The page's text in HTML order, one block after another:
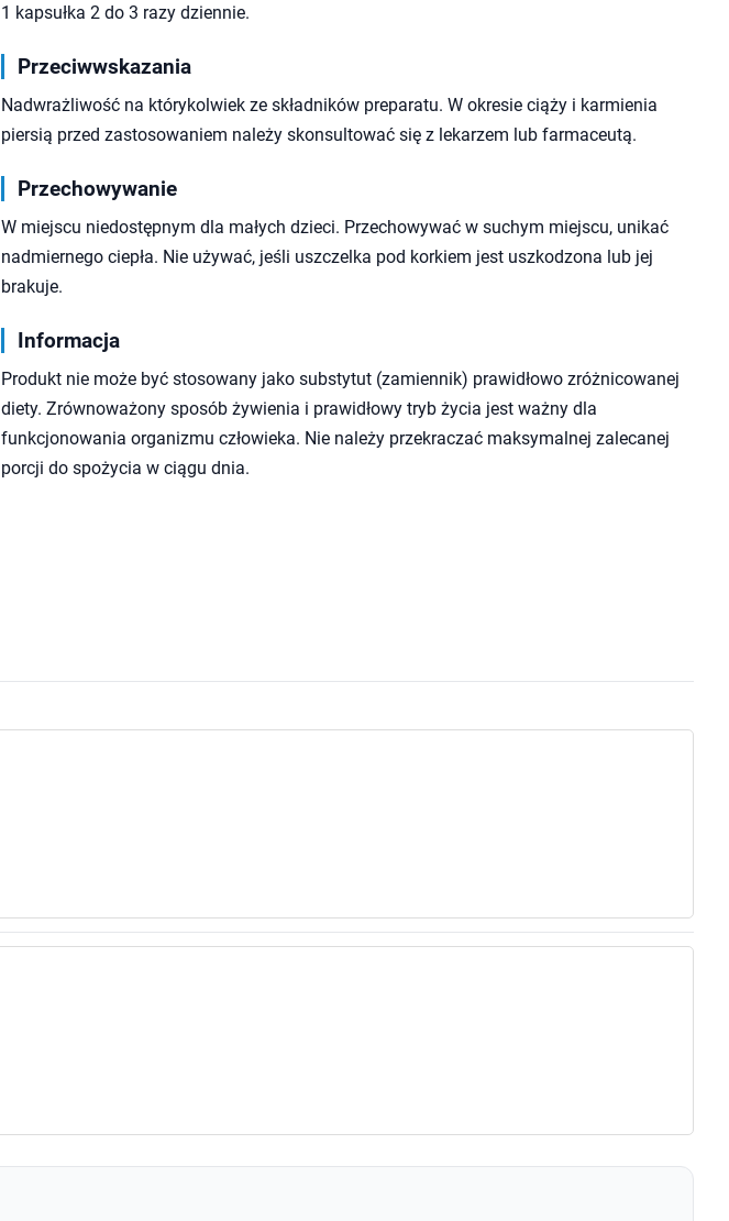
1 kapsułka 2 do 3 razy dziennie.
Przeciwwskazania
Nadwrażliwość na którykolwiek ze składników preparatu. W okresie ciąży i karmienia
piersią przed zastosowaniem należy skonsultować się z lekarzem lub farmaceutą.
Przechowywanie
W miejscu niedostępnym dla małych dzieci. Przechowywać w suchym miejscu, unikać
nadmiernego ciepła. Nie używać, jeśli uszczelka pod korkiem jest uszkodzona lub jej
brakuje.
Informacja
Produkt nie może być stosowany jako substytut (zamiennik) prawidłowo zróżnicowanej
diety. Zrównoważony sposób żywienia i prawidłowy tryb życia jest ważny dla
funkcjonowania organizmu człowieka. Nie należy przekraczać maksymalnej zalecanej
porcji do spożycia w ciągu dnia.